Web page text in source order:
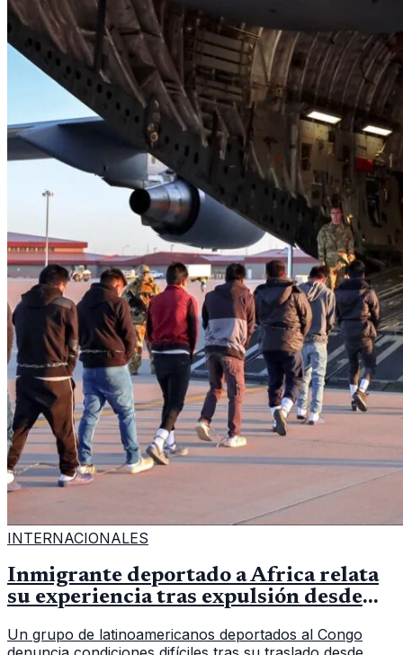
INTERNACIONALES
Inmigrante deportado a África relata
su experiencia tras expulsión desde
Un grupo de latinoamericanos deportados al Congo